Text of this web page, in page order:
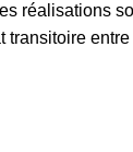
réalisations